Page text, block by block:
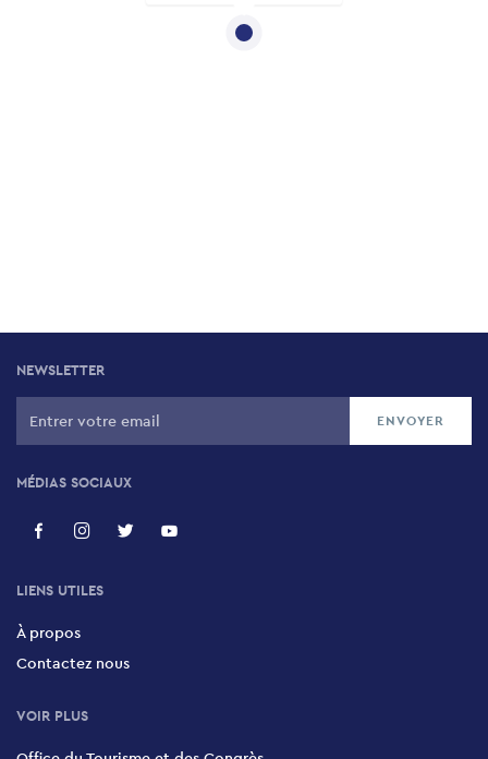
NEWSLETTER
MÉDIAS SOCIAUX
LIENS UTILES
À propos
Contactez nous
VOIR PLUS